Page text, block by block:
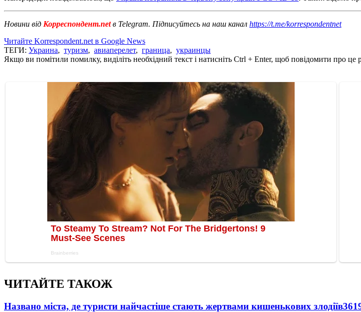
Новини від Корреспондент.netв Telegram. Підписуйтесь на наш канал https://t.me/korrespondentnet
Читайте Korrespondent.net в Google News
ТЕГИ: Украина, туризм, авиаперелет, граница, украинцы
Якщо ви помітили помилку, виділіть необхідний текст і натисніть Ctrl + Enter, щоб повідомити про це
ЧИТАЙТЕ ТАКОЖ
Названо міста, де туристи найчастіше стають жертвами кишенькових злодіїв